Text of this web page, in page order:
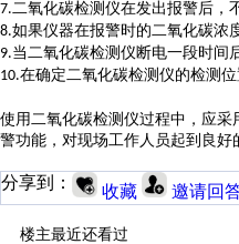
7.二氧化碳检测仪在发出报警后，
8.如果仪器在报警时的二氧化碳浓
9.当二氧化碳检测仪断电一段时间
10.在确定二氧化碳检测仪的检测 位
使用二氧化碳检测仪过程中，应
警功能，对现场工作人员起到良好
分享到： 收藏 邀请回
楼主最近还看过